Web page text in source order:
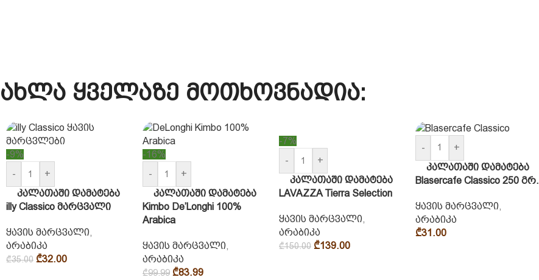
ახლა ყველაზე მოთხოვნადია:
-9%
-
+
კალათაში დამატება
illy Classico მარცვალი
ყავის მარცვალი,
არაბიკა
₾35.00 ₾32.00
-16%
-
+
კალათაში დამატება
Kimbo De’Longhi 100%
Arabica
ყავის მარცვალი,
არაბიკა
₾99.99 ₾83.99
-7%
-
+
კალათაში დამატება
LAVAZZA Tierra Selection
ყავის მარცვალი,
არაბიკა
₾150.00 ₾139.00
-
+
კალათაში დამატება
Blasercafe Classico 250 გრ.
ყავის მარცვალი,
არაბიკა
₾31.00